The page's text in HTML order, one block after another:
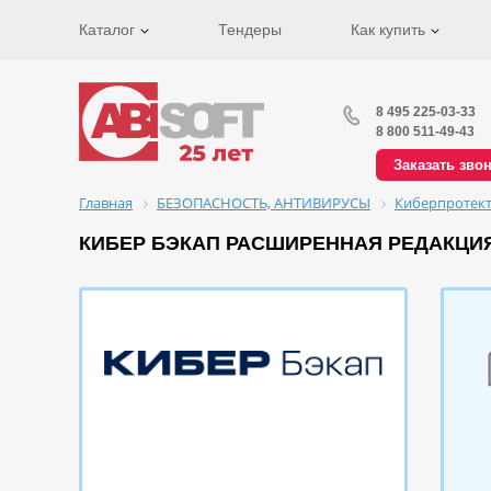
Каталог Тендеры Как купить
8 495 225-03-33
8 800 511-49-43
Заказать
Главная БЕЗОПАСНОСТЬ, АНТИВИРУСЫ Киберпротект
КИБЕР БЭКАП РАСШИРЕННАЯ